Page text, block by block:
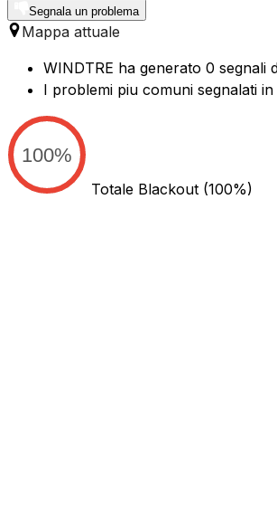
Segnala un problema
Mappa attuale
WINDTRE ha generato 0
I problemi piu comuni segnalati
100%
Totale Blackout (100%)